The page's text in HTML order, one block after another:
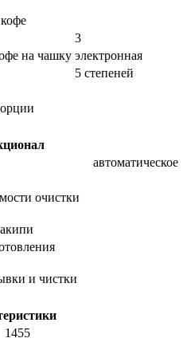
3
на чашку электронная
5 степеней
автоматическое
очистки
и чистки
1455